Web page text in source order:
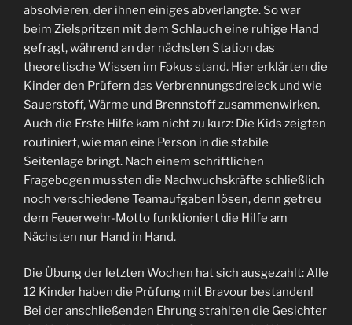
absolvieren, der ihnen einiges abverlangte. So war
beim Zielspritzen mit dem Schlauch eine ruhige Hand
gefragt, während an der nächsten Station das
theoretische Wissen im Fokus stand. Hier erklärten die
Kinder den Prüfern das Verbrennungsdreieck und wie
Sauerstoff, Wärme und Brennstoff zusammenwirken.
Auch die Erste Hilfe kam nicht zu kurz: Die Kids zeigten
routiniert, wie man eine Person in die stabile
Seitenlage bringt. Nach einem schriftlichen
Fragebogen mussten die Nachwuchskräfte schließlich
noch verschiedene Teamaufgaben lösen, denn getreu
dem Feuerwehr-Motto funktioniert die Hilfe am
Nächsten nur Hand in Hand.
Die Übung der letzten Wochen hat sich ausgezahlt: Alle
12 Kinder haben die Prüfung mit Bravour bestanden!
Bei der anschließenden Ehrung strahlten die Gesichter